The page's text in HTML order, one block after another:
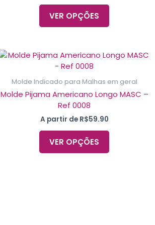
VER OPÇÕES
Molde Indicado para Malhas em geral
Molde Pijama Americano Longo MASC –
Ref 0008
A partir de R$59.90
VER OPÇÕES
Este
várias
variantes.
podem
escolhidas